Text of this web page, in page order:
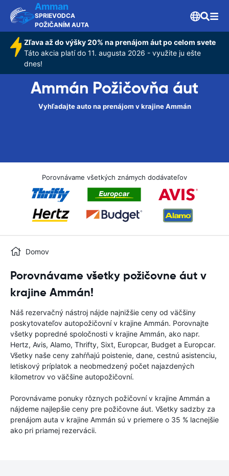
Amman
SPRIEVODCA
POŽIČANÍM AUTA
Zľava až do výšky 20% na prenájom áut po celom svete
Táto akcia platí do 11. augusta 2026 - využite ju ešte
dnes!
Ammán Požičovňa áut
Vyhľadajte auto na prenájom v krajine Ammán
Porovnávame všetkých známych dodávateľov
Domov
Porovnávame všetky požičovne áut v
krajine Ammán!
Náš rezervačný nástroj nájde najnižšie ceny od väčšiny
poskytovateľov autopožičovní v krajine Ammán. Porovnajte
všetky popredné spoločnosti v krajine Ammán, ako napr.
Hertz, Avis, Alamo, Thrifty, Sixt, Europcar, Budget a Europcar.
Všetky naše ceny zahŕňajú poistenie, dane, cestnú asistenciu,
letiskový príplatok a neobmedzený počet najazdených
kilometrov vo väčšine autopožičovní.
Porovnávame ponuky rôznych požičovní v krajine Ammán a
nájdeme najlepšie ceny pre požičovne áut. Všetky sadzby za
prenájom auta v krajine Ammán sú v priemere o 35 % lacnejšie
ako pri priamej rezervácii.